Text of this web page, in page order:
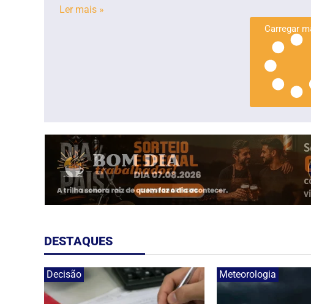
Ler mais »
Carregar
DESTAQUES
Decisão Meteorologia